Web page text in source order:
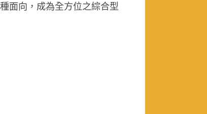
面向，成為全方位之綜合型